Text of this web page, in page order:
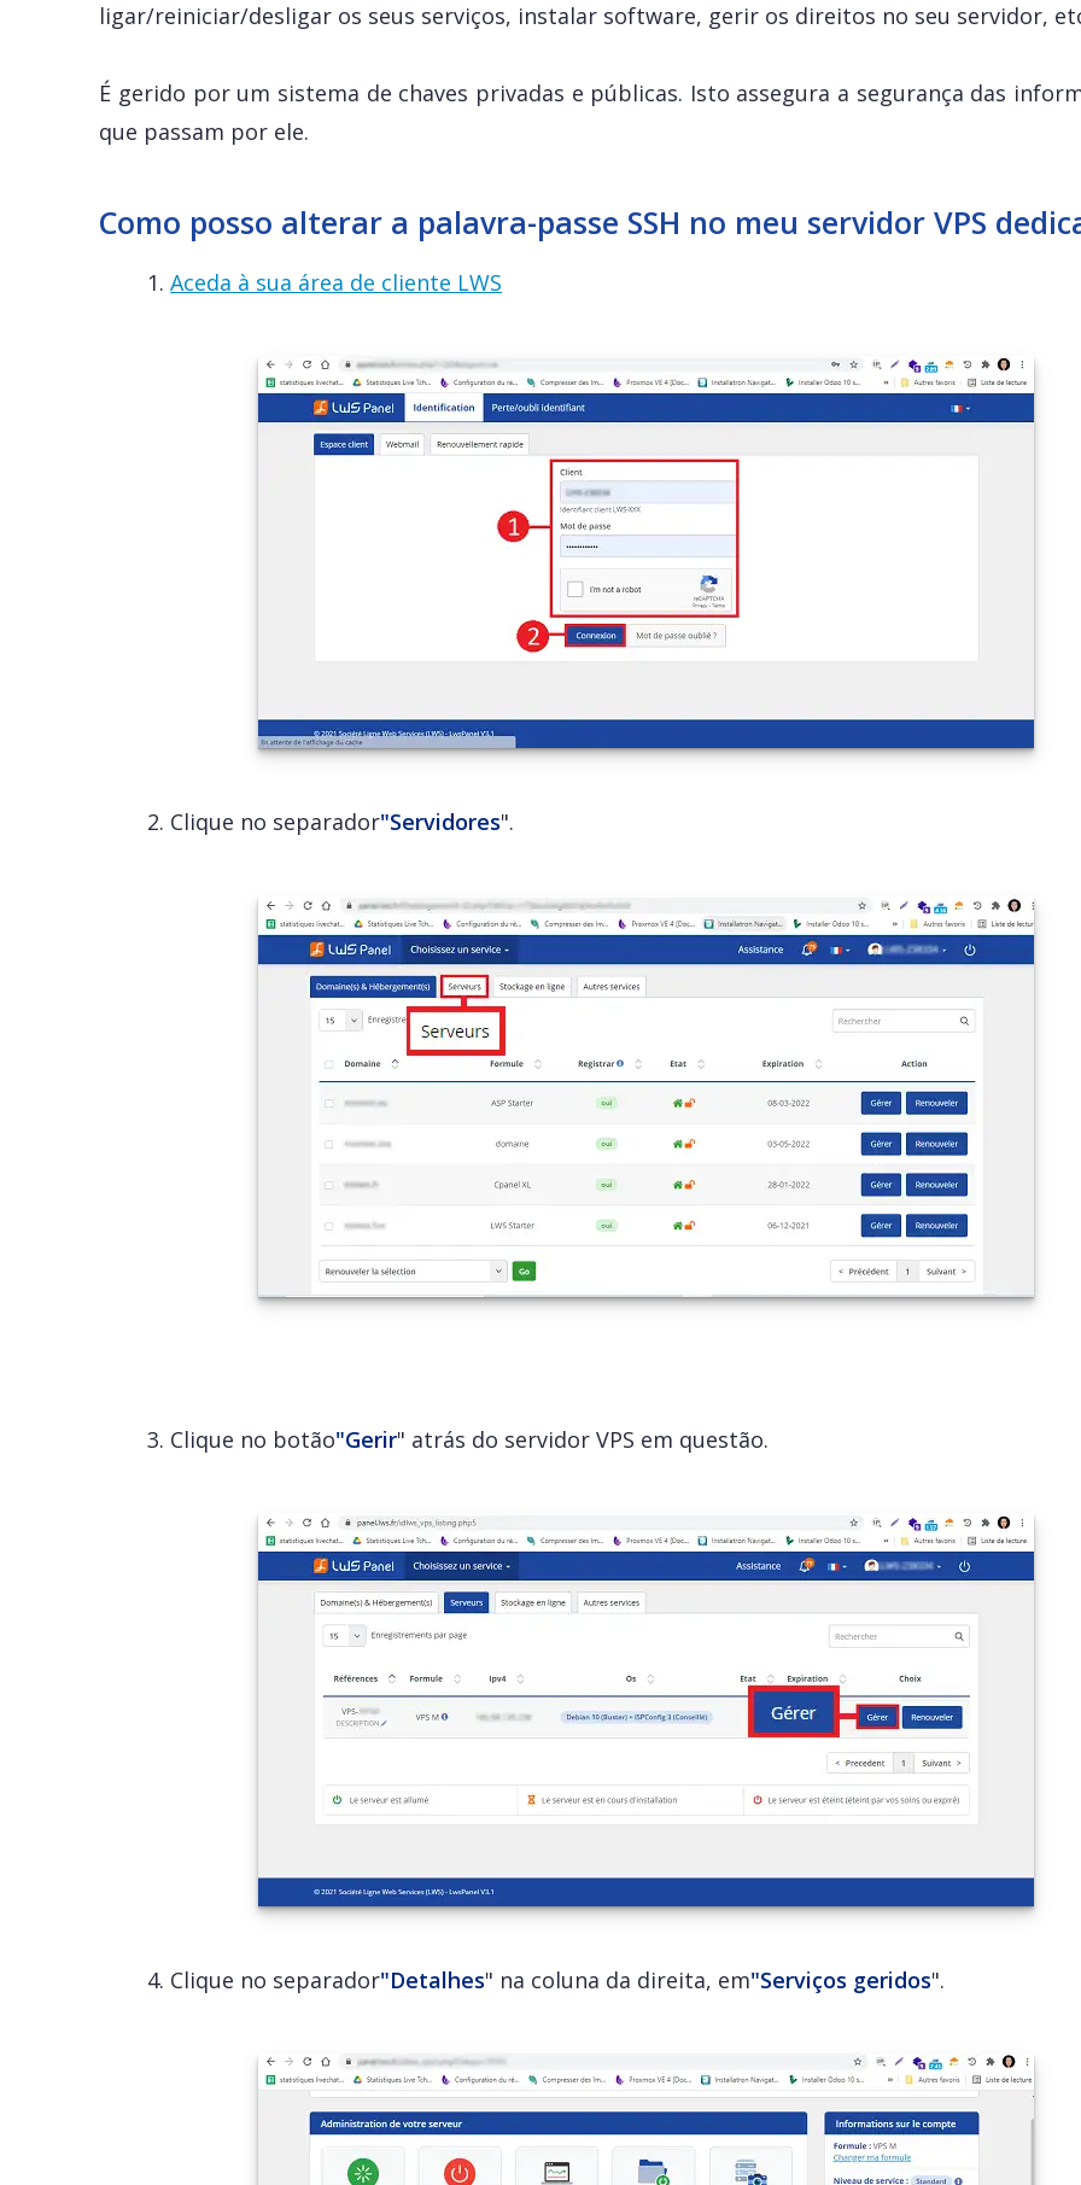
ligar/reiniciar/desligar os seus serviços, instalar software, gerir os direitos no seu servidor,
É gerido por um sistema de chaves privadas e públicas. Isto assegura a segurança das
que passam por ele.
Como posso alterar a palavra-passe SSH no meu servidor VPS
1.Aceda à sua área de cliente LWS
2. Clique no separador"Servidores".
3. Clique no botão"Gerir" atrás do servidor VPS em questão.
4. Clique no separador"Detalhes" na coluna da direita, em"Serviços geridos".